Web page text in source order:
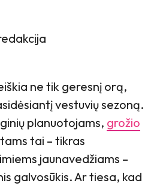
ne tik geresnį orą,
vestuvių sezoną.
planuotojams, grožio
tai – tikras
jaunavedžiams –
galvosūkis. Ar tiesa, kad